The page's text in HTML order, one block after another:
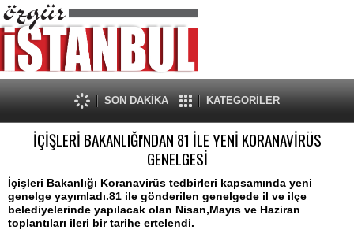
SON DAKİKA KATEGORİLER
İÇİŞLERİ BAKANLIĞI'NDAN 81 İLE YENİ KORANAVİRÜS
GENELGESİ
İçişleri Bakanlığı Koranavirüs tedbirleri kapsamında yeni
genelge yayımladı.81 ile gönderilen genelgede il ve ilçe
belediyelerinde yapılacak olan Nisan,Mayıs ve Haziran
toplantıları ileri bir tarihe ertelendi.